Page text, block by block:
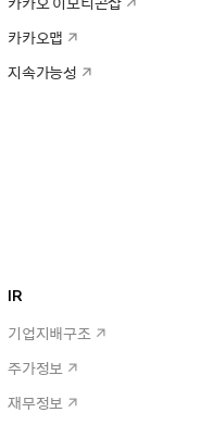
카카오맵
지속가능성
IR
기업지배구조
주가정보
재무정보